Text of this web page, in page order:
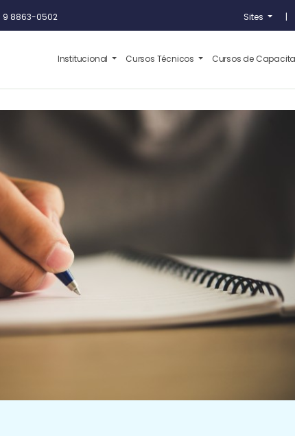
9 8863-0502 Sites |
Institucional Cursos Técnicos Cursos de